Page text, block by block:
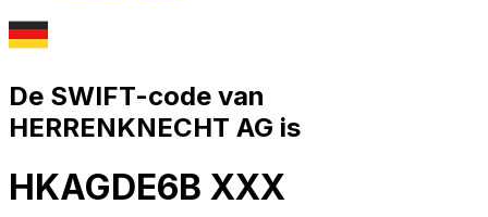
De SWIFT-code van
HERRENKNECHT AG is
HKAGDE6B XXX